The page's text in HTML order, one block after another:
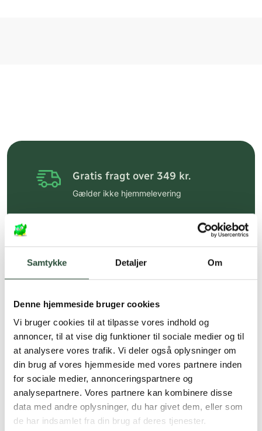
Samtykke Detaljer Om
Denne hjemmeside bruger cookies
Vi bruger cookies til at tilpasse vores indhold og
annoncer, til at vise dig funktioner til sociale medier og til
at analysere vores trafik. Vi deler også oplysninger om
din brug af vores hjemmeside med vores partnere inden
for sociale medier, annonceringspartnere og
analysepartnere. Vores partnere kan kombinere disse
data med andre oplysninger, du har givet dem, eller som
de har indsamlet fra din brug af deres tjenester.
Gratis fragt over 349 kr.
Gælder ikke hjemmelevering
Hurtig levering (30 min. i Kbh)
Faste lave priser*
*Gælder ikke ernæringsprodukter.
Stort udvalg af kendte
produkter
Vi tilbyder et stort udvalg af kendte
cremer, vitaminer og andre spændende
produkter – altid til fast lav pris.